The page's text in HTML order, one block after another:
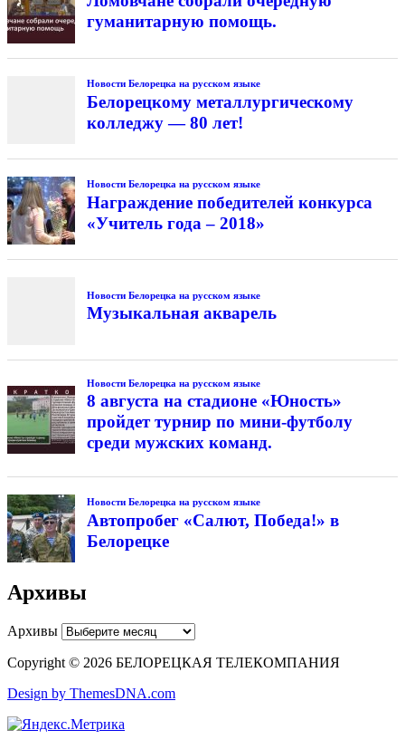
гуманитарную помощь.
Новости Белорецка на русском языке
Белорецкому металлургическому
колледжу — 80 лет!
Новости Белорецка на русском языке
Награждение победителей конкурса
«Учитель года – 2018»
Новости Белорецка на русском языке
Музыкальная акварель
Новости Белорецка на русском языке
8 августа на стадионе «Юность»
пройдет турнир по мини-футболу
среди мужских команд.
Новости Белорецка на русском языке
Автопробег «Салют, Победа!» в
Белорецке
Архивы
Архивы
Copyright © 2026 БЕЛОРЕЦКАЯ ТЕЛЕКОМПАНИЯ
Design by ThemesDNA.com